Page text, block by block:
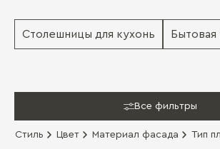
Столешницы для кухонь Бытовая
Все фильтры
Стиль Цвет Материал фасада Тип